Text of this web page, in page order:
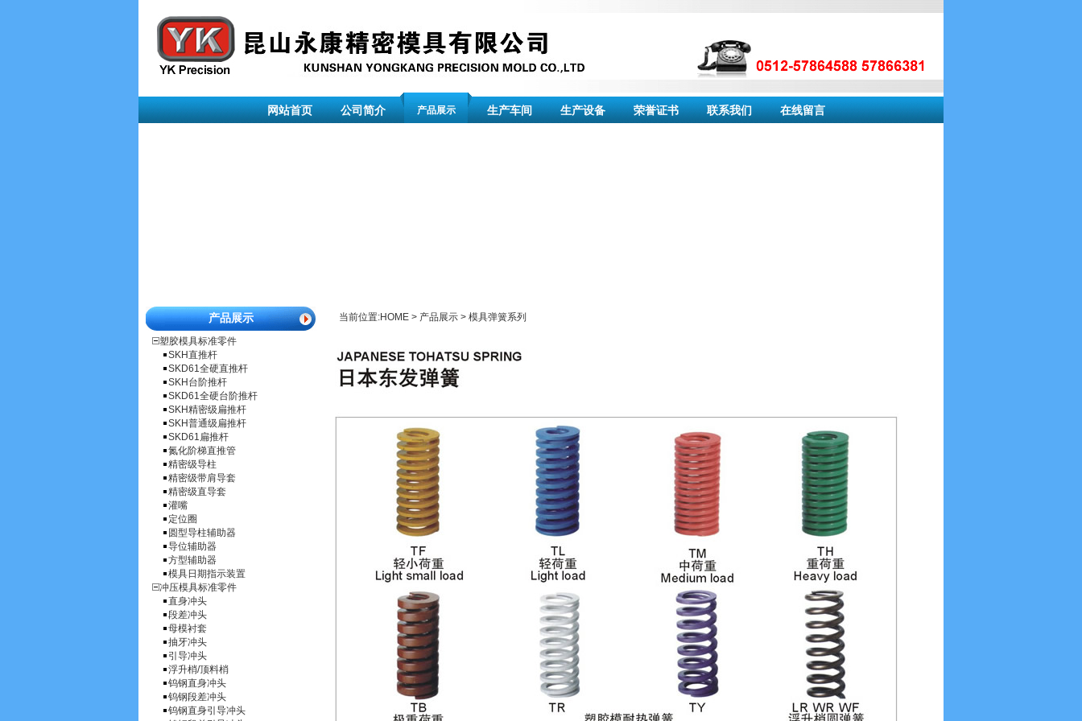
网站首页 公司简介 产品展示 生产车间 生产设备 荣誉证书 联系我们 在线留言
产品展示
塑胶模具标准零件
SKH直推杆
SKD61全硬直推杆
SKH台阶推杆
SKD61全硬台阶推杆
SKH精密级扁推杆
SKH普通级扁推杆
SKD61扁推杆
氮化阶梯直推管
精密级导柱
精密级带肩导套
精密级直导套
灌嘴
定位圈
圆型导柱辅助器
导位辅助器
方型辅助器
模具日期指示装置
冲压模具标准零件
直身冲头
段差冲头
母模衬套
抽牙冲头
引导冲头
浮升梢/顶料梢
钨钢直身冲头
钨钢段差冲头
钨钢直身引导冲头
当前位置:HOME > 产品展示 > 模具弹簧系列